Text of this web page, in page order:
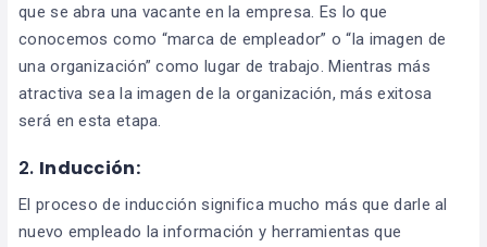
que se abra una vacante en la empresa. Es lo que
conocemos como “marca de empleador” o “la imagen de
una organización” como lugar de trabajo. Mientras más
atractiva sea la imagen de la organización, más exitosa
será en esta etapa.
2. Inducción:
El proceso de inducción significa mucho más que darle al
nuevo empleado la información y herramientas que